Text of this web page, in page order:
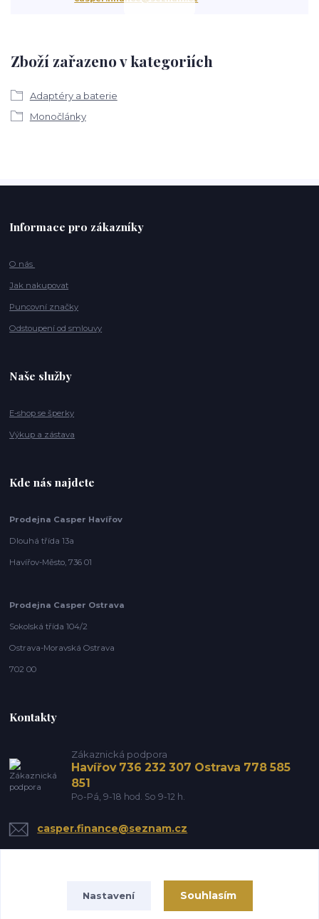
Zboží zařazeno v kategoriích
Adaptéry a baterie
Monočlánky
Informace pro zákazníky
O nás
Jak nakupovat
Puncovní značky
Odstoupení od smlouvy
Naše služby
E-shop se šperky
Výkup a zástava
Kde nás najdete
Prodejna Casper Havířov
Dlouhá třída 13a
Havířov-Město, 736 01
Prodejna Casper Ostrava
Sokolská třída 104/2
Ostrava-Moravská Ostrava
702 00
Kontakty
Zákaznická podpora
Havířov 736 232 307 Ostrava 778 585
851
Po-Pá, 9-18 hod. So 9-12 h.
casper.finance@seznam.cz
Nastavení Souhlasím